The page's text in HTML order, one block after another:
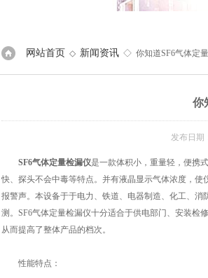
网站首页 ◇ 新闻资讯 ◇ 你知道SF6气体定
你
发布日
SF6气体定量检漏仪是一款体积小，重量轻，便携
快、探头不会中毒等特点。并有液晶显示气体浓度，
报警声。本设备于于电力、铁道、电器制造、化工、
测。SF6气体定量检漏仪十分适合于供电部门、安装检
从而提高了整体产品的档次。
性能特点：